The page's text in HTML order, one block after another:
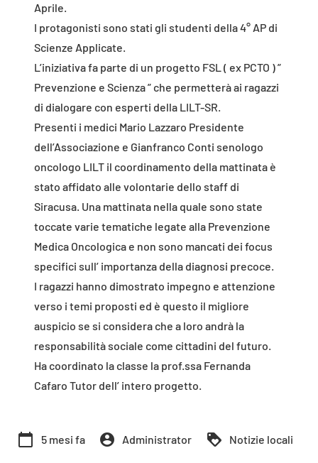
Aprile.
I protagonisti sono stati gli studenti della 4° AP di
Scienze Applicate.
L’iniziativa fa parte di un progetto FSL ( ex PCTO ) ”
Prevenzione e Scienza ” che permetterà ai ragazzi
di dialogare con esperti della LILT-SR.
Presenti i medici Mario Lazzaro Presidente
dell’Associazione e Gianfranco Conti senologo
oncologo LILT il coordinamento della mattinata è
stato affidato alle volontarie dello staff di
Siracusa. Una mattinata nella quale sono state
toccate varie tematiche legate alla Prevenzione
Medica Oncologica e non sono mancati dei focus
specifici sull’ importanza della diagnosi precoce.
I ragazzi hanno dimostrato impegno e attenzione
verso i temi proposti ed è questo il migliore
auspicio se si considera che a loro andrà la
responsabilità sociale come cittadini del futuro.
Ha coordinato la classe la prof.ssa Fernanda
Cafaro Tutor dell’ intero progetto.
calendar_today 5 mesi fa account_circle Administrator loyalty Notizie locali